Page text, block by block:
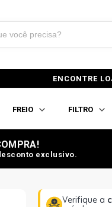
ENCONTRE
FREIO FILTRO
exclusivo.
Verifique a